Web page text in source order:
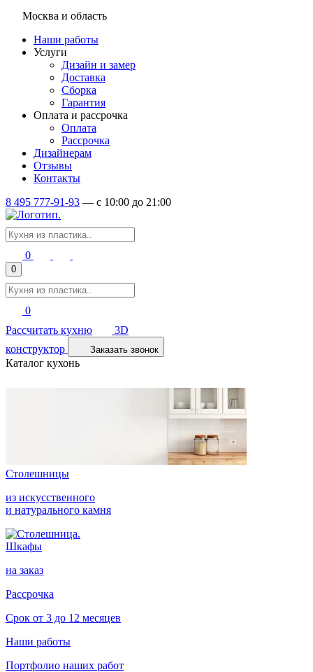
Москва и область
Наши работы
Услуги
Дизайн и замер
Доставка
Сборка
Гарантия
Оплата и рассрочка
Оплата
Рассрочка
Дизайнерам
Отзывы
Контакты
8 495 777-91-93 — c 10:00 до 21:00
0
0
0
Рассчитать кухню
3D
конструктор
Заказать звонок
Каталог кухонь
Столешницы
из искусственного
и натурального камня
Шкафы
на заказ
Рассрочка
Срок от 3 до 12 месяцев
Наши работы
Портфолио наших работ